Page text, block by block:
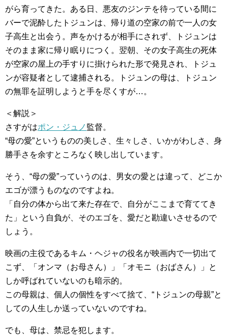
がら育ってきた。ある日、悪友のジンテを待っている間に
バーで泥酔したトジュンは、帰り道の空家の前で一人の女
子高生と出会う。声をかけるが相手にされず、トジュンは
そのまま家に帰り眠りにつく。翌朝、その女子高生の死体
が空家の屋上の手すりに掛けられた形で発見され、トジュ
ンが容疑者として逮捕される。トジュンの母は、トジュン
の無罪を証明しようと手を尽くすが…。
＜解説＞
さすがはポン・ジュノ 監督。
“母の愛”というものの美しさ、生々しさ、いかがわしさ、身
勝手さを余すところなく映し出しています。
そう、“母の愛”っていうのは、男女の愛とは違って、どこか
エゴが漂うものなのですよね。
「自分の体から出て来た存在で、自分がここまで育ててき
た」という自負が、そのエゴを、愛だと勘違いさせるので
しょう。
映画の主役であるキム・ヘジャの役名が映画内で一切出て
こず、「オンマ（お母さん）」「オモニ（おばさん）」と
しか呼ばれていないのも暗示的。
この母親は、個人の個性をすべて捨て、“トジュンの母親”と
しての人生しか送っていないのですね。
でも、母は、禁忌を犯します。